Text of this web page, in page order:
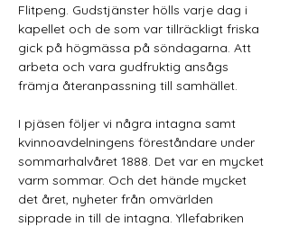
Flitpeng. Gudstjänster hölls varje dag i
kapellet och de som var tillräckligt friska
gick på högmässa på söndagarna. Att
arbeta och vara gudfruktig ansågs
främja återanpassning till samhället.
I pjäsen följer vi några intagna samt
kvinnoavdelningens föreståndare under
sommarhalvåret 1888. Det var en mycket
varm sommar. Och det hände mycket
det året, nyheter från omvärlden
sipprade in till de intagna. Yllefabriken